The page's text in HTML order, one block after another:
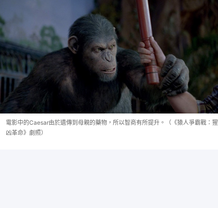
電影中的Caesar由於遺傳到母親的藥物，所以智商有所提升。（《猿人爭霸戰：猩
凶革命》劇照）